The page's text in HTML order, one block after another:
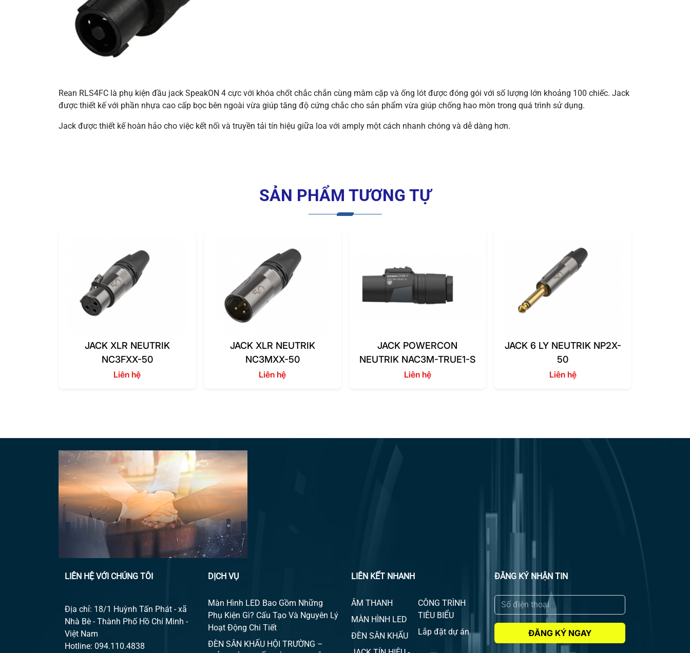
Rean RLS4FC là phụ kiện đầu jack SpeakON 4 cực với khóa chốt chắc chắn cùng mâm cặp và ống lót được đóng gói với số lượng lớn khoảng 100 chiếc. Jack
được thiết kế với phần nhựa cao cấp bọc bên ngoài vừa giúp tăng độ cứng chắc cho sản phẩm vừa giúp chống hao mòn trong quá trình sử dụng.
Jack được thiết kế hoàn hảo cho việc kết nối và truyền tải tín hiệu giữa loa với amply một cách nhanh chóng và dễ dàng hơn.
SẢN PHẨM TƯƠNG TỰ
JACK XLR NEUTRIK
NC3FXX-50
Liên hệ
JACK XLR NEUTRIK
NC3MXX-50
Liên hệ
JACK POWERCON
NEUTRIK NAC3M-TRUE1-S
Liên hệ
JACK 6 LY NEUTRIK NP2X-
50
Liên hệ
LIÊN HỆ VỚI CHÚNG TÔI
Địa chỉ: 18/1 Huỳnh Tấn Phát - xã
Nhà Bè - Thành Phố Hồ Chí Minh -
Việt Nam
Hotline: 094.110.4838
DỊCH VỤ
Màn Hình LED Bao Gồm Những
Phụ Kiện Gì? Cấu Tạo Và Nguyên Lý
Hoạt Động Chi Tiết
ĐÈN SÂN KHẤU HỘI TRƯỜNG –
LIÊN KẾT NHANH
ÂM THANH
MÀN HÌNH LED
ĐÈN SÂN KHẤU
CÔNG TRÌNH
TIÊU BIỂU
Lắp đặt dự án
ĐĂNG KÝ NHẬN TIN
ĐĂNG KÝ NGAY